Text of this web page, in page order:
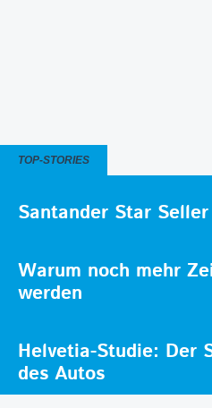
TOP-STORIES
Santander Star
Warum noch mehr
werden
Helvetia-Studie: Der
des Autos